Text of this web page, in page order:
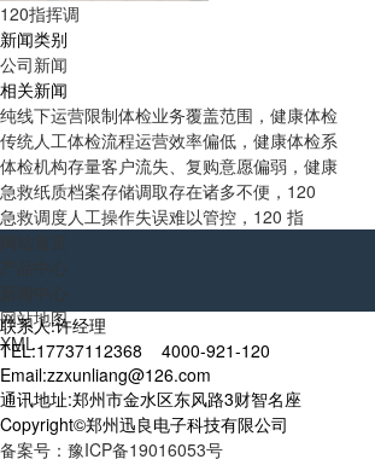
120指挥调
新闻类别
公司新闻
相关新闻
纯线下运营限制体检业务覆盖范围，健康体检
传统人工体检流程运营效率偏低，健康体检系
体检机构存量客户流失、复购意愿偏弱，健康
急救纸质档案存储调取存在诸多不便，120
急救调度人工操作失误难以管控，120 指
网站地图
XML
联系人:许经理
TEL:17737112368 4000-921-120
Email:zzxunliang@126.com
通讯地址:郑州市金水区东风路3财智名座
Copyright©郑州迅良电子科技有限公司
备案号：豫ICP备19016053号